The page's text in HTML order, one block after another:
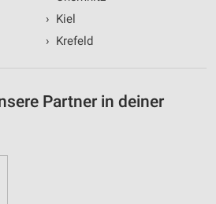
› Kiel
› Krefeld
Partner in deiner